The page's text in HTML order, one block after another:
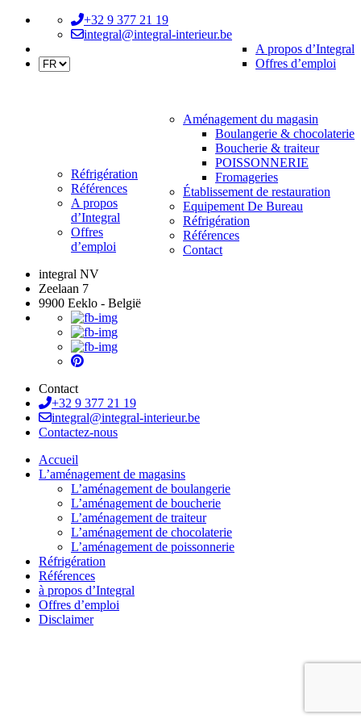
+32 9 377 21 19
integral@integral-interieur.be
A propos d’Integral
Offres d’emploi
Aménagement du magasin
Boulangerie & chocolaterie
Boucherie & traiteur
POISSONNERIE
Fromageries
Établissement de restauration
Equipement De Bureau
Réfrigération
Références
Contact
Réfrigération
Références
A propos
d’Integral
Offres
d’emploi
integral NV
Zeelaan 7
9900 Eeklo - België
Contact
+32 9 377 21 19
integral@integral-interieur.be
Contactez-nous
Accueil
L’aménagement de magasins
L’aménagement de boulangerie
L’aménagement de boucherie
L’aménagement de traiteur
L’aménagement de chocolaterie
L’aménagement de poissonnerie
Réfrigération
Références
à propos d’Integral
Offres d’emploi
Disclaimer